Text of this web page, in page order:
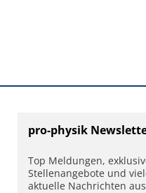
pro-physik
Top Meldungen,
Stellenangebote und
aktuelle Nachrichten